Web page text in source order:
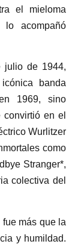
el mieloma
lo acompañó
julio de 1944,
banda
1969, sino
en el
Wurlitzer
como
Stranger*,
colectiva del
más que la
y humildad.